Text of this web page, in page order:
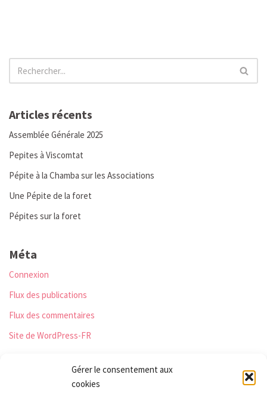
Gérer le consentement aux
cookies
Articles récents
Assemblée Générale 2025
Pepites à Viscomtat
Pépite à la Chamba sur les Associations
Une Pépite de la foret
Pépites sur la foret
Méta
Connexion
Flux des publications
Flux des commentaires
Site de WordPress-FR